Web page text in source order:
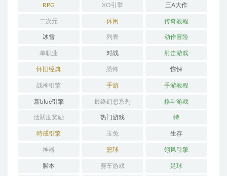
RPG XO引擎 三A大作
二次元 休闲 传奇教程
冰雪 列表 动作冒险
单职业 对战 射击游戏
怀旧经典 恐怖 惊悚
战神引擎 手游 手游教程
新blue引擎 最终幻想系列 格斗游戏
活跃度奖励 热门游戏 特
特戒引擎 玉兔 生存
神器 篮球 翎风引擎
脚本 赛车游戏 足球